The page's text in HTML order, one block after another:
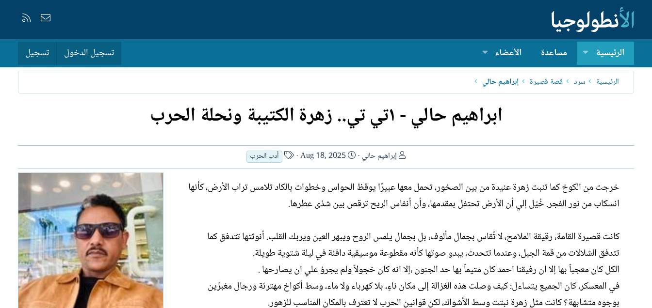
إتصل بنا
الرئيسية مساعدة الأعضاء تسجيل الدخول تسجيل
الرئيسية سرد قصة قصيرة إبراهيم حالي
ابراهيم حالي - ١تي تي.. زهرة الكتيبة ونحلة الحرب
ا
ل
ت
إبراهيم حالي
ت
ا
ي
خ
إ
ش
ا
ء
Aug 18, 2025
ا
س
ا
ت
ب
أدب الحرب
خرجت من الكوخ كما تنبت زهرة عنيدة من بين الصخور، تحمل معها عبيرًا يوقظ الحواس وخطوات بالكاد تلامس تراب الأرض، كأنها
انسكاب من نور الفجر. خُيّل إلي أن الأرض تحتفل بمقدمها، وأن أنفاس الريح ترقص بين شذى عطرها.
كانت قصيرة القامة، رقيقة الملامح، لا تُقاس بجمال مألوف، بل بجمال يلمس الروح ويبهر العين ويربك القلب. أنوثتها تتدفق كما
تتدفق الشلالات من قمة الجبل، وعندما تتحدث، يبدو صوتها كأنه مقطوعة موسيقية دافئة في ليلة شتوية طويلة.
الكل كان معجباً بها إلا ان رفيقنا احمد كان متيماً بها حد الجنون ،إلا انه كان خجولاً ولم يجرؤ علي ان يصارحها .
في المعسكر، كان الجميع يتساءل: كيف وصلت هذه الغزالة إلى مكان ناءٍ، بلا كهرباء ولا ماء، وسط أكواخ مهترئة ورجال مغبرّين
بوجوه متشابهة؟ كانت مثل زهرة نبتت وسط الأشواك، لكن قوانين الحرب لا تعترف بالمكان المناسب للزهور.